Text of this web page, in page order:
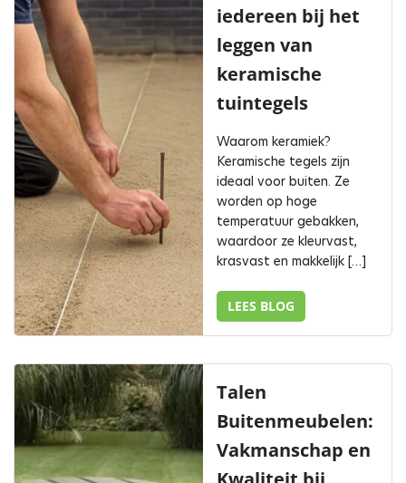
iedereen bij het
leggen van
keramische
tuintegels
Waarom keramiek?
Keramische tegels zijn
ideaal voor buiten. Ze
worden op hoge
temperatuur gebakken,
waardoor ze kleurvast,
krasvast en makkelijk […]
LEES BLOG
Talen
Buitenmeubelen:
Vakmanschap en